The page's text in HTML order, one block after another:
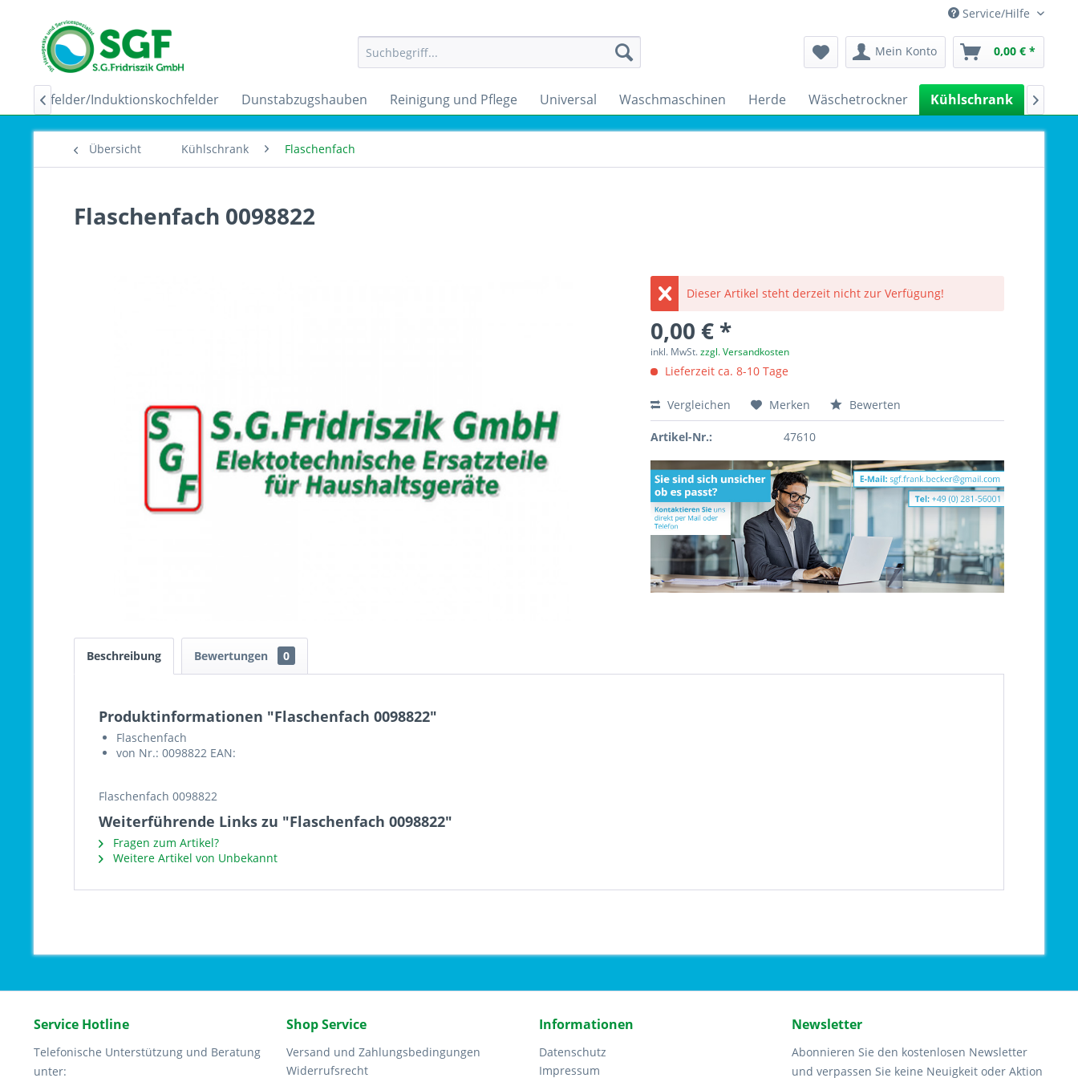
Service/Hilfe
Mein Konto 0,00 € *
Ceranfelder/Induktionskochfelder Dunstabzugshauben Reinigung und Pflege Universal Waschmaschinen Herde Wäschetrockner Kühlschrank
 
Übersicht Kühlschrank Flaschenfach
Flaschenfach 0098822
Dieser Artikel steht derzeit nicht zur Verfügung!
0,00 € *
inkl. MwSt.zzgl. Versandkosten
Lieferzeit ca. 8-10 Tage
Vergleichen Merken Bewerten
Artikel-Nr.: 47610
Beschreibung Bewertungen 0
Produktinformationen "Flaschenfach 0098822"
Flaschenfach
von Nr.: 0098822 EAN:
Flaschenfach 0098822
Weiterführende Links zu "Flaschenfach 0098822"
Fragen zum Artikel?
Weitere Artikel von Unbekannt
Service Hotline
Telefonische Unterstützung und Beratung
unter:
Shop Service
Versand und Zahlungsbedingungen
Widerrufsrecht
Informationen
Datenschutz
Impressum
Newsletter
Abonnieren Sie den kostenlosen Newsletter
und verpassen Sie keine Neuigkeit oder Aktion